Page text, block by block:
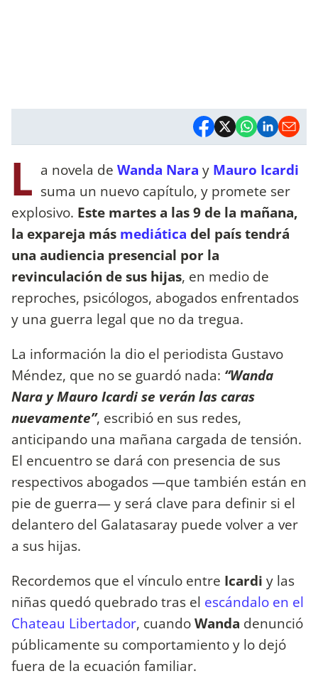
L a novela de Wanda Nara y Mauro Icardi
suma un nuevo capítulo, y promete ser
explosivo. Este martes a las 9 de la mañana,
la expareja más mediática del país tendrá
una audiencia presencial por la
revinculación de sus hijas, en medio de
reproches, psicólogos, abogados enfrentados
y una guerra legal que no da tregua.
La información la dio el periodista Gustavo
Méndez, que no se guardó nada: “Wanda
Nara y Mauro Icardi se verán las caras
nuevamente”, escribió en sus redes,
anticipando una mañana cargada de tensión.
El encuentro se dará con presencia de sus
respectivos abogados —que también están en
pie de guerra— y será clave para definir si el
delantero del Galatasaray puede volver a ver
a sus hijas.
Recordemos que el vínculo entre Icardi y las
niñas quedó quebrado tras el escándalo en el
Chateau Libertador, cuandoWanda denunció
públicamente su comportamiento y lo dejó
fuera de la ecuación familiar.